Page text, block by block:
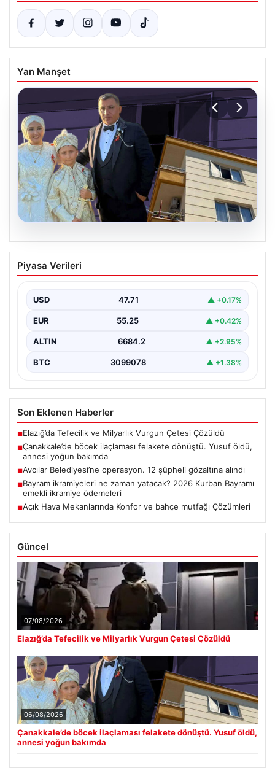
Yan Manşet
06.08.2026
Çanakkale’de böcek ilaçlaması felakete
dönüştü. Yusuf öldü, annesi yoğun
Piyasa Verileri
USD 47.71 ▲ +0.17%
EUR 55.25 ▲ +0.42%
ALTIN 6684.2 ▲ +2.95%
BTC 3099078 ▲ +1.38%
Son Eklenen Haberler
■Elazığ’da Tefecilik ve Milyarlık Vurgun Çetesi Çözüldü
■Çanakkale’de böcek ilaçlaması felakete dönüştü. Yusuf öldü,
annesi yoğun bakımda
■Avcılar Belediyesi’ne operasyon. 12 şüpheli gözaltına alındı
■Bayram ikramiyeleri ne zaman yatacak? 2026 Kurban Bayramı
emekli ikramiye ödemeleri
■Açık Hava Mekanlarında Konfor ve bahçe mutfağı Çözümleri
Güncel
07/08/2026
Elazığ’da Tefecilik ve Milyarlık Vurgun Çetesi Çözüldü
06/08/2026
Çanakkale’de böcek ilaçlaması felakete dönüştü. Yusuf öldü,
annesi yoğun bakımda